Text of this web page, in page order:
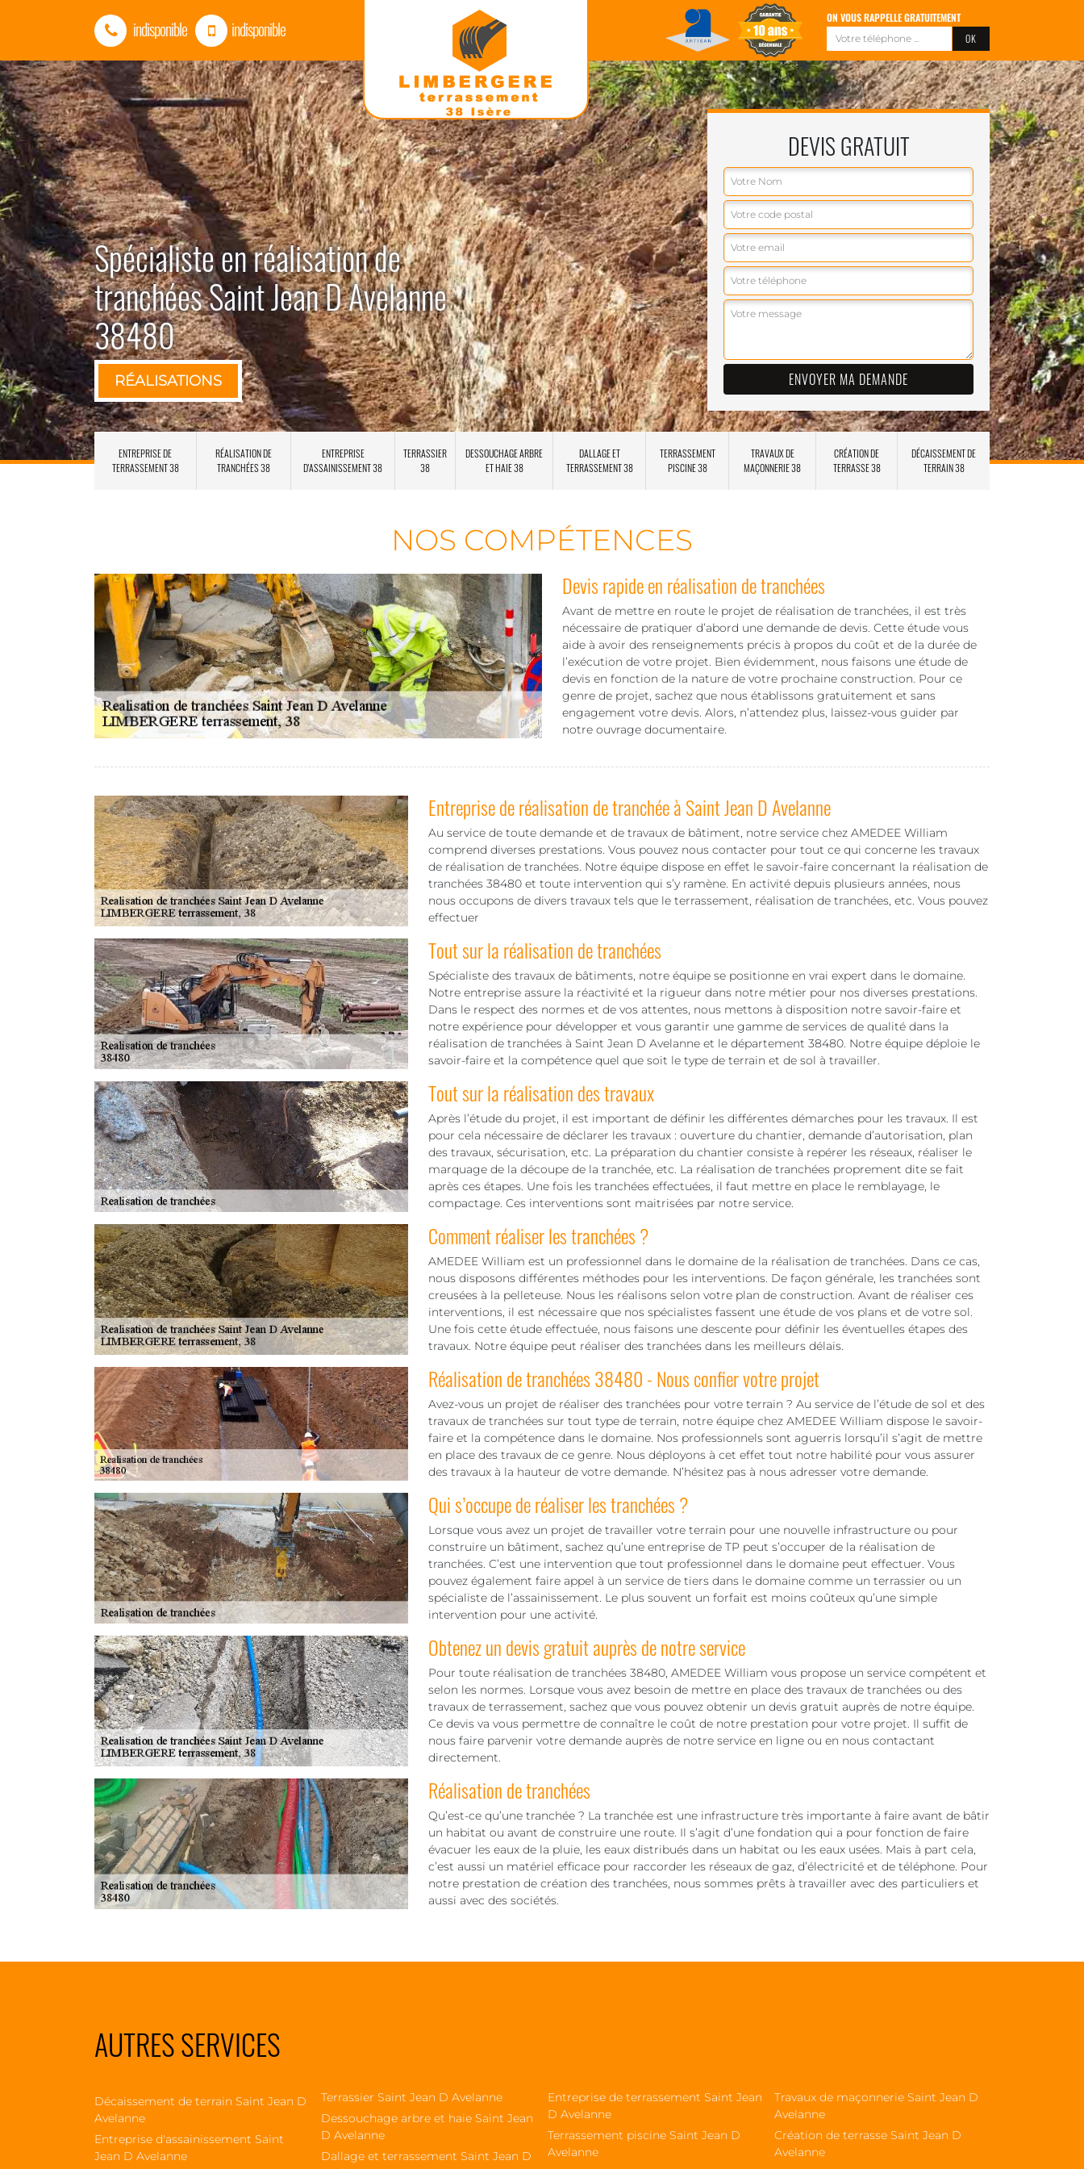
indisponible indisponible ON VOUS RAPPELLE GRATUITEMENT
Spécialiste en réalisation de
tranchées Saint Jean D Avelanne
38480
RÉALISATIONS
DEVIS GRATUIT
ENTREPRISE DE
TERRASSEMENT 38
RÉALISATION DE
TRANCHÉES 38
ENTREPRISE
D'ASSAINISSEMENT 38
TERRASSIER
38
DESSOUCHAGE ARBRE
ET HAIE 38
DALLAGE ET
TERRASSEMENT 38
TERRASSEMENT
PISCINE 38
TRAVAUX DE
MAÇONNERIE 38
CRÉATION DE
TERRASSE 38
DÉCAISSEMENT DE
TERRAIN 38
NOS COMPÉTENCES
Devis rapide en réalisation de tranchées
Avant de mettre en route le projet de réalisation de tranchées, il est très
nécessaire de pratiquer d’abord une demande de devis. Cette étude vous
aide à avoir des renseignements précis à propos du coût et de la durée de
l’exécution de votre projet. Bien évidemment, nous faisons une étude de
devis en fonction de la nature de votre prochaine construction. Pour ce
genre de projet, sachez que nous établissons gratuitement et sans
engagement votre devis. Alors, n’attendez plus, laissez-vous guider par
notre ouvrage documentaire.
Entreprise de réalisation de tranchée à Saint Jean D Avelanne
Au service de toute demande et de travaux de bâtiment, notre service chez AMEDEE William
comprend diverses prestations. Vous pouvez nous contacter pour tout ce qui concerne les travaux
de réalisation de tranchées. Notre équipe dispose en effet le savoir-faire concernant la réalisation de
tranchées 38480 et toute intervention qui s’y ramène. En activité depuis plusieurs années, nous
nous occupons de divers travaux tels que le terrassement, réalisation de tranchées, etc. Vous pouvez
effectuer
Tout sur la réalisation de tranchées
Spécialiste des travaux de bâtiments, notre équipe se positionne en vrai expert dans le domaine.
Notre entreprise assure la réactivité et la rigueur dans notre métier pour nos diverses prestations.
Dans le respect des normes et de vos attentes, nous mettons à disposition notre savoir-faire et
notre expérience pour développer et vous garantir une gamme de services de qualité dans la
réalisation de tranchées à Saint Jean D Avelanne et le département 38480. Notre équipe déploie le
savoir-faire et la compétence quel que soit le type de terrain et de sol à travailler.
Tout sur la réalisation des travaux
Après l’étude du projet, il est important de définir les différentes démarches pour les travaux. Il est
pour cela nécessaire de déclarer les travaux : ouverture du chantier, demande d’autorisation, plan
des travaux, sécurisation, etc. La préparation du chantier consiste à repérer les réseaux, réaliser le
marquage de la découpe de la tranchée, etc. La réalisation de tranchées proprement dite se fait
après ces étapes. Une fois les tranchées effectuées, il faut mettre en place le remblayage, le
compactage. Ces interventions sont maitrisées par notre service.
Comment réaliser les tranchées ?
AMEDEE William est un professionnel dans le domaine de la réalisation de tranchées. Dans ce cas,
nous disposons différentes méthodes pour les interventions. De façon générale, les tranchées sont
creusées à la pelleteuse. Nous les réalisons selon votre plan de construction. Avant de réaliser ces
interventions, il est nécessaire que nos spécialistes fassent une étude de vos plans et de votre sol.
Une fois cette étude effectuée, nous faisons une descente pour définir les éventuelles étapes des
travaux. Notre équipe peut réaliser des tranchées dans les meilleurs délais.
Réalisation de tranchées 38480 - Nous confier votre projet
Avez-vous un projet de réaliser des tranchées pour votre terrain ? Au service de l’étude de sol et des
travaux de tranchées sur tout type de terrain, notre équipe chez AMEDEE William dispose le savoir-
faire et la compétence dans le domaine. Nos professionnels sont aguerris lorsqu’il s’agit de mettre
en place des travaux de ce genre. Nous déployons à cet effet tout notre habilité pour vous assurer
des travaux à la hauteur de votre demande. N’hésitez pas à nous adresser votre demande.
Qui s’occupe de réaliser les tranchées ?
Lorsque vous avez un projet de travailler votre terrain pour une nouvelle infrastructure ou pour
construire un bâtiment, sachez qu’une entreprise de TP peut s’occuper de la réalisation de
tranchées. C’est une intervention que tout professionnel dans le domaine peut effectuer. Vous
pouvez également faire appel à un service de tiers dans le domaine comme un terrassier ou un
spécialiste de l’assainissement. Le plus souvent un forfait est moins coûteux qu’une simple
intervention pour une activité.
Obtenez un devis gratuit auprès de notre service
Pour toute réalisation de tranchées 38480, AMEDEE William vous propose un service compétent et
selon les normes. Lorsque vous avez besoin de mettre en place des travaux de tranchées ou des
travaux de terrassement, sachez que vous pouvez obtenir un devis gratuit auprès de notre équipe.
Ce devis va vous permettre de connaître le coût de notre prestation pour votre projet. Il suffit de
nous faire parvenir votre demande auprès de notre service en ligne ou en nous contactant
directement.
Réalisation de tranchées
Qu’est-ce qu’une tranchée ? La tranchée est une infrastructure très importante à faire avant de bâtir
un habitat ou avant de construire une route. Il s’agit d’une fondation qui a pour fonction de faire
évacuer les eaux de la pluie, les eaux distribués dans un habitat ou les eaux usées. Mais à part cela,
c’est aussi un matériel efficace pour raccorder les réseaux de gaz, d’électricité et de téléphone. Pour
notre prestation de création des tranchées, nous sommes prêts à travailler avec des particuliers et
aussi avec des sociétés.
AUTRES SERVICES
Décaissement de terrain Saint Jean D
Avelanne
Entreprise d'assainissement Saint
Jean D Avelanne
Terrassier Saint Jean D Avelanne
Dessouchage arbre et haie Saint Jean
D Avelanne
Dallage et terrassement Saint Jean D
Entreprise de terrassement Saint Jean
D Avelanne
Terrassement piscine Saint Jean D
Avelanne
Travaux de maçonnerie Saint Jean D
Avelanne
Création de terrasse Saint Jean D
Avelanne